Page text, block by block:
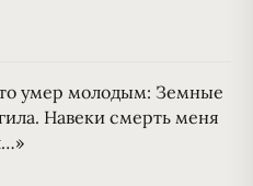
умер молодым: Земные
Навеки смерть меня